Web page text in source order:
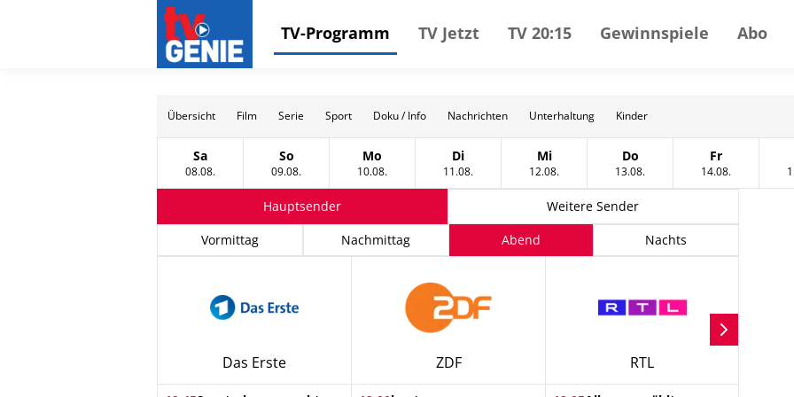
TV-Programm TV Jetzt TV 20:15 Gewinnspiele Abo
Übersicht Film Serie Sport Doku / Info Nachrichten Unterhaltung Kinder
Samstag, 08 August
Sa
08.08. Sonntag, 09 August
So
09.08. Montag, 10 August
Mo
10.08. Dienstag, 11 August
Di
11.08. Mittwoch, 12 August
Mi
12.08. Donnerstag, 13 August
Do
13.08. Freitag, 14
Fr
14.08.
Hauptsender
Weitere Sender
Vormittag
Nachmittag Abend Nachts
Das Erste ZDF RTL